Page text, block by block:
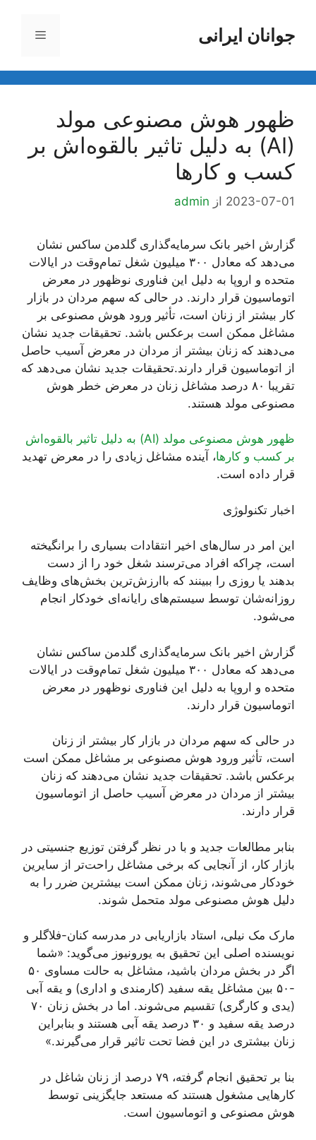
محتواجوانان ایرانی فهرست
ظهور هوش مصنوعی مولد
(AI) به دلیل تاثیر بالقوه‌اش بر
کسب و کارها
2023-07-01 از admin
گزارش اخیر بانک سرمایه‌گذاری گلدمن ساکس نشان
می‌دهد که معادل ۳۰۰ میلیون شغل تمام‌وقت در ایالات
متحده و اروپا به دلیل این فناوری نوظهور در معرض
اتوماسیون قرار دارند. در حالی که سهم مردان در بازار
کار بیشتر از زنان است، تأثیر ورود هوش مصنوعی بر
مشاغل ممکن است برعکس باشد. تحقیقات جدید نشان
می‌دهند که زنان بیشتر از مردان در معرض آسیب حاصل
از اتوماسیون قرار دارند.تحقیقات جدید نشان می‌دهد که
تقریبا ۸۰ درصد مشاغل زنان در معرض خطر هوش
مصنوعی مولد هستند.
ظهور هوش مصنوعی مولد (AI) به دلیل تاثیر بالقوه‌اش
بر کسب و کارها، آینده مشاغل زیادی را در معرض تهدید
قرار داده است.
اخبار تکنولوژی
این امر در سال‌های اخیر انتقادات بسیاری را برانگیخته
است، چراکه افراد می‌ترسند شغل خود را از دست
بدهند یا روزی را ببینند که باارزش‌ترین بخش‌های وظایف
روزانه‌شان توسط سیستم‌های رایانه‌ای خودکار انجام
می‌شود.
گزارش اخیر بانک سرمایه‌گذاری گلدمن ساکس نشان
می‌دهد که معادل ۳۰۰ میلیون شغل تمام‌وقت در ایالات
متحده و اروپا به دلیل این فناوری نوظهور در معرض
اتوماسیون قرار دارند.
در حالی که سهم مردان در بازار کار بیشتر از زنان
است، تأثیر ورود هوش مصنوعی بر مشاغل ممکن است
برعکس باشد. تحقیقات جدید نشان می‌دهند که زنان
بیشتر از مردان در معرض آسیب حاصل از اتوماسیون
قرار دارند.
بنابر مطالعات جدید و با در نظر گرفتن توزیع جنسیتی در
بازار کار، از آنجایی که برخی مشاغل راحت‌تر از سایرین
خودکار می‌شوند، زنان ممکن است بیشترین ضرر را به
دلیل هوش مصنوعی مولد متحمل شوند.
مارک مک نیلی، استاد بازاریابی در مدرسه کنان-فلاگلر و
نویسنده اصلی این تحقیق به یورونیوز می‌گوید: «شما
اگر در بخش مردان باشید، مشاغل به حالت مساوی ۵۰
-۵۰ بین مشاغل یقه سفید (کارمندی و اداری) و یقه آبی
(یدی و کارگری) تقسیم می‌شوند. اما در بخش زنان ۷۰
درصد یقه سفید و ۳۰ درصد یقه آبی هستند و بنابراین
زنان بیشتری در این فضا تحت تاثیر قرار می‌گیرند.»
بنا بر تحقیق انجام‌ گرفته، ۷۹ درصد از زنان شاغل در
کارهایی مشغول هستند که مستعد جایگزینی توسط
هوش مصنوعی و اتوماسیون است.